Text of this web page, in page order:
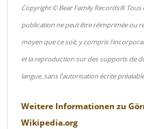
Copyright © Bear Family Records®
publication ne peut être réimprimée ou
moyen que ce soit, y compris
et la reproduction sur des supports de
langue, sans l'autorisation écrite
Weitere Informationen zu
Wikipedia.org